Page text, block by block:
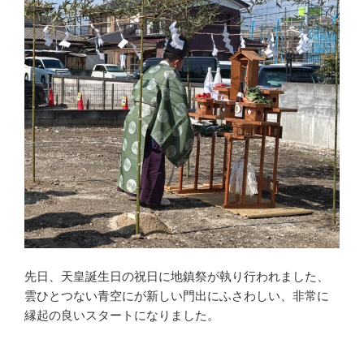
先日、天皇誕生日の祝日に地鎮祭が執り行われました、
雲ひとつない青空にが新しい門出にふさわしい、非常に
縁起の良いスタートになりました。